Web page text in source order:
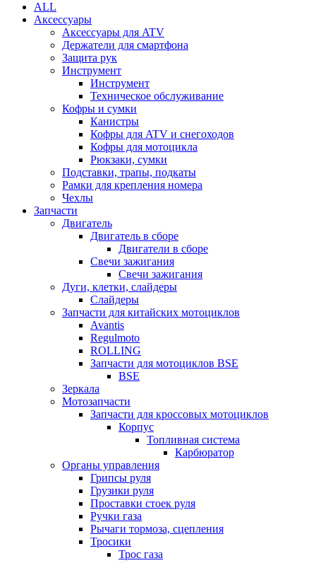
ALL
Аксессуары
Аксессуары для ATV
Держатели для смартфона
Защита рук
Инструмент
Инструмент
Техническое обслуживание
Кофры и сумки
Канистры
Кофры для ATV и снегоходов
Кофры для мотоцикла
Рюкзаки, сумки
Подставки, трапы, подкаты
Рамки для крепления номера
Чехлы
Запчасти
Двигатель
Двигатель в сборе
Двигатели в сборе
Свечи зажигания
Свечи зажигания
Дуги, клетки, слайдеры
Слайдеры
Запчасти для китайских мотоциклов
Avantis
Regulmoto
ROLLING
Запчасти для мотоциклов BSE
BSE
Зеркала
Мотозапчасти
Запчасти для кроссовых мотоциклов
Корпус
Топливная система
Карбюратор
Органы управления
Грипсы руля
Грузики руля
Проставки стоек руля
Ручки газа
Рычаги тормоза, сцепления
Тросики
Трос газа